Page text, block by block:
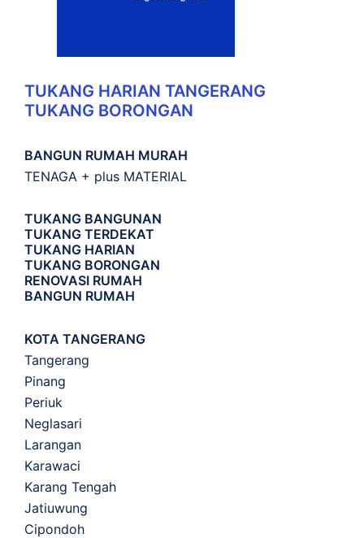
TUKANG HARIAN TANGERANG
TUKANG BORONGAN
BANGUN RUMAH MURAH
TENAGA + plus MATERIAL
TUKANG BANGUNAN
TUKANG TERDEKAT
TUKANG HARIAN
TUKANG BORONGAN
RENOVASI RUMAH
BANGUN RUMAH
KOTA TANGERANG
Tangerang
Pinang
Periuk
Neglasari
Larangan
Karawaci
Karang Tengah
Jatiuwung
Cipondoh